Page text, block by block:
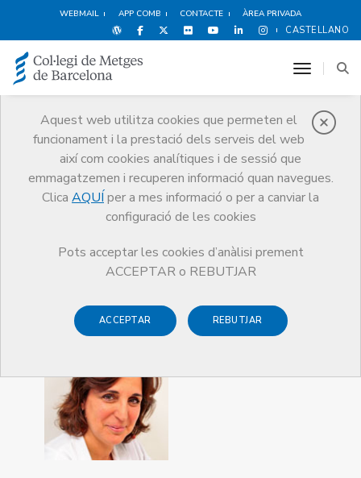
WEBMAIL APP COMB CONTACTE ÀREA PRIVADA
CASTELLANO
Aquest web utilitza cookies que permeten el
funcionament i la prestació dels serveis del web
així com cookies analítiques i de sessió que
emmagatzemen i recuperen informació quan navegues.
Clica AQUÍ per a mes informació o per a canviar la
configuració de les cookies
Pots acceptar les cookies d’anàlisi prement
ACCEPTAR o REBUTJAR
ACCEPTAR REBUTJAR
toggle
Premis
Premis Guardonat Edició 2017
Guardonat Edició 2017